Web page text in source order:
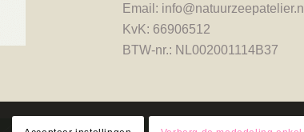
Email: info@natuurzeepatelier.nl
KvK: 66906512
BTW-nr.: NL002001114B37